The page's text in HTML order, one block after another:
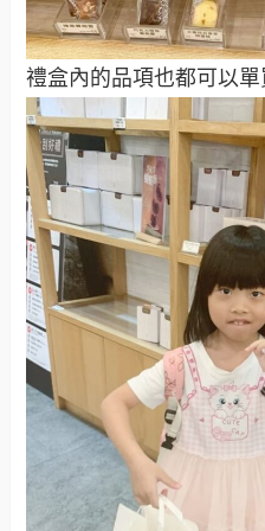
禮盒內的品項也都可以單